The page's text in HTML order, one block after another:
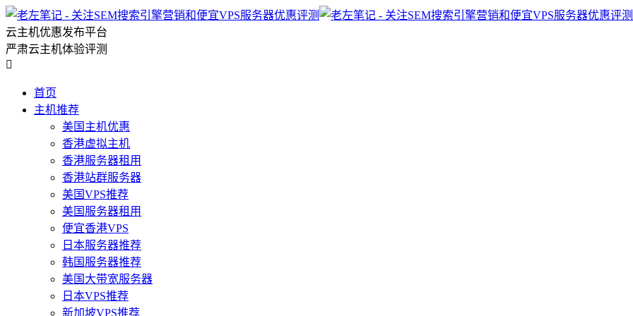
云主机优惠发布平台
严肃云主机体验评测

首页
主机推荐
美国主机优惠
香港虚拟主机
香港服务器租用
香港站群服务器
美国VPS推荐
美国服务器租用
便宜香港VPS
日本服务器推荐
韩国服务器推荐
美国大带宽服务器
日本VPS推荐
新加坡VPS推荐